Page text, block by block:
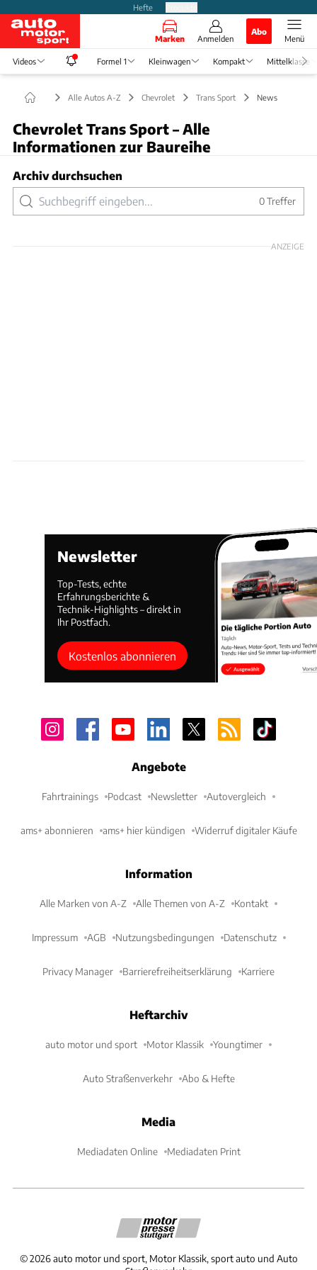
Hefte
Marken Anmelden
Abo
Menü
Videos Formel 1 Kleinwagen Kompakt Mittelklasse
Alle Autos A-Z Chevrolet Trans Sport News
Chevrolet Trans Sport – Alle
Informationen zur Baureihe
Archiv durchsuchen
0Treffer
ANZEIGE
Newsletter
Top-Tests, echte
Erfahrungsberichte &
Technik-Highlights – direkt in
Ihr Postfach.
Kostenlos abonnieren
Angebote
Fahrtrainings Podcast Newsletter Autovergleich
ams+ abonnieren ams+ hier kündigen Widerruf digitaler Käufe
Information
Alle Marken von A-Z Alle Themen von A-Z Kontakt
Impressum AGB Nutzungsbedingungen Datenschutz
Privacy Manager Barrierefreiheitserklärung Karriere
Heftarchiv
auto motor und sport Motor Klassik Youngtimer
Auto Straßenverkehr Abo & Hefte
Media
Mediadaten Online Mediadaten Print
©2026 auto motor und sport, Motor Klassik, sport auto und Auto